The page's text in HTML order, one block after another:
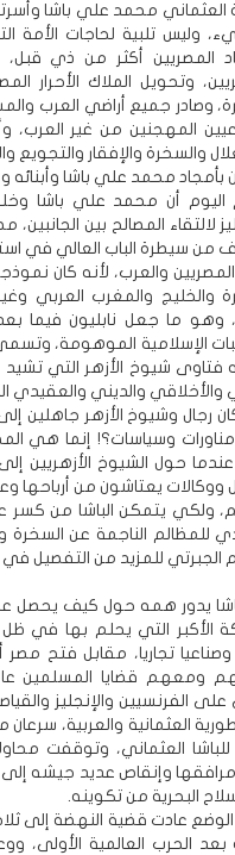
محمد علي باشا
وليس تلبية لحاجات الأمة
المصريين أكثر من ذي
وتحويل الملاك الأحرار
وصادر جميع أراضي العرب
المهجنين من غير العرب،
والسخرة والإفقار
بأمجاد محمد علي باشا وأبنائه
اليوم أن محمد علي باشا
لالتقاء المصالح بين
من سيطرة الباب العالي في
والعرب، لأنه كان
والخليج والمغرب العربي
وهو ما جعل نابليون فيما
الإسلامية الموهومة،
فتاوى شيوخ الأزهر التي تشيد
والأخلاقي والديني
رجال وشيوخ الأزهر جاهلين
وسياسات؟! إنما هي
عندما حول الشيوخ
ووكالات يعتاشون من أرباحها
ولكي يتمكن الباشا من
للمظالم الناجمة عن السخرة
الجبرتي للمزيد من التفصيل
يدور همه حول كيف يحصل
الأكبر التي يحلم بها في
وصناعيا تجاريا، مقابل فتح
ومعهم قضايا المسلمين
على الفرنسيين والإنجليز
العثمانية والعربية،
العثماني، وتوقفت
سلاح البحرية من تكوينه.
الوضع عادت قضية النهضة إلى
بعد الحرب العالمية الأولى،